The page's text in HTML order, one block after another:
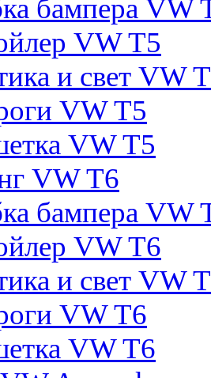
бампера VW
VW T5
и свет VW
VW T5
VW T5
VW T6
бампера VW
VW T6
и свет VW
VW T6
VW T6